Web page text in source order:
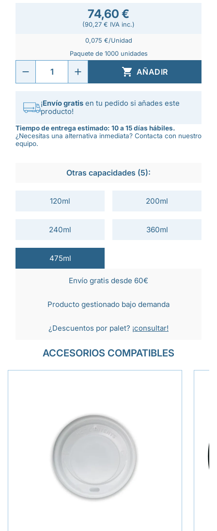
74,60 €
(90,27 € IVA inc.)
0,075 €/Unidad
Paquete de 1000 unidades
 AÑADIR
¡Envío gratis en tu pedido si añades este
producto!
Tiempo de entrega estimado: 10 a 15 días hábiles.
¿Necesitas una alternativa inmediata? Contacta con nuestro
equipo.
Otras capacidades (5):
120ml 200ml
240ml 360ml
475ml
Envío gratis desde 60€
Producto gestionado bajo demanda
¿Descuentos por palet? ¡consultar!
ACCESORIOS COMPATIBLES